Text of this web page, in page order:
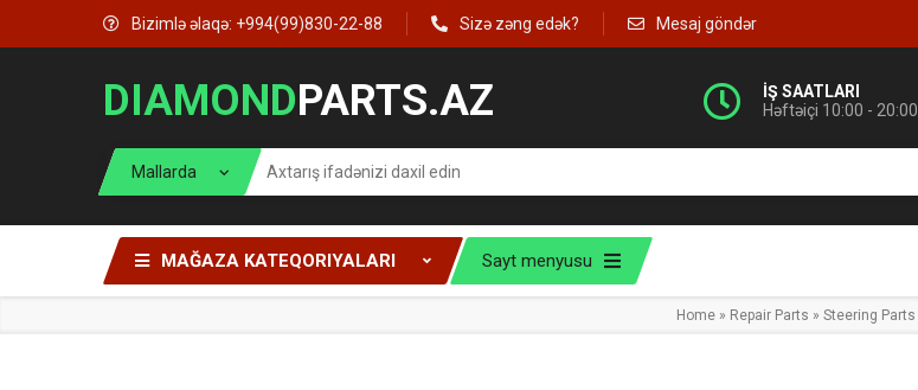
Bizimlə əlaqə: +994(99)830-22-88 Sizə zəng edək? Mesaj göndər
DIAMONDPARTS.AZ
İŞ SAATLARI
Həftəiçi 10:00 - 20:00
MAĞAZA KATEQORIYALARI Sayt menyusu
Home » Repair Parts » Steering Parts